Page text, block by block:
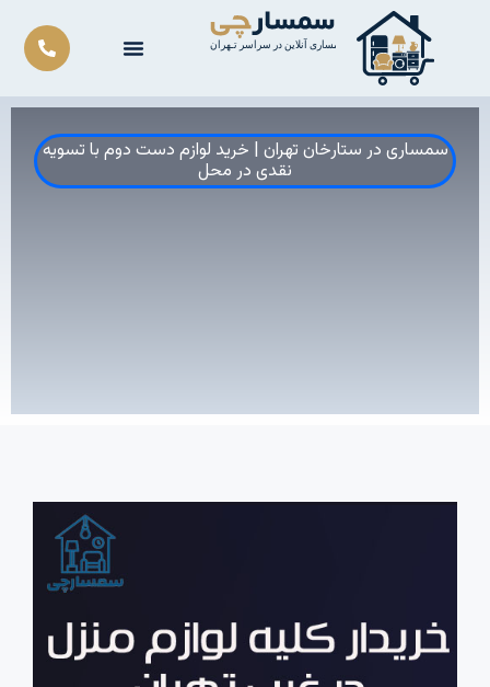
سمساری در ستارخان تهران | خرید لوازم دست دوم با تسویه
نقدی در محل